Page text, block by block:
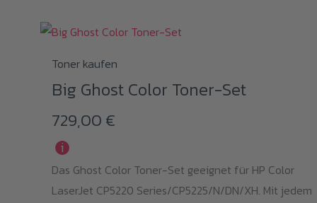
Toner kaufen
Big Ghost Color Toner-Set
729,00 €
i
Das Ghost Color Toner-Set geeignet für HP Color
LaserJet CP5220 Series/CP5225/N/DN/XH. Mit jedem